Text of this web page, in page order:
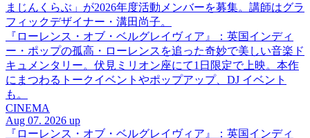
まじんくらぶ」が2026年度活動メンバーを募集。講師はグラ
フィックデザイナー・溝田尚子。
『ローレンス・オブ・ベルグレイヴィア』：英国インディ
ー・ポップの孤高・ローレンスを追った奇妙で美しい音楽ド
キュメンタリー。伏見ミリオン座にて1日限定で上映。本作
にまつわるトークイベントやポップアップ、DJ イベント
も。
CINEMA
Aug 07. 2026 up
『ローレンス・オブ・ベルグレイヴィア』：英国インディ